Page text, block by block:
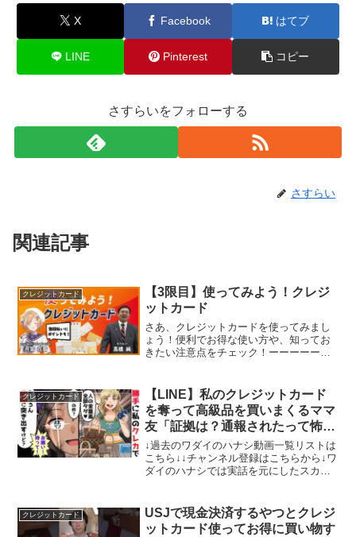
X Facebook はてブ
LINE Pinterest コピー
さすらいをフォローする
さすらい
関連記事
クレジットカード
【3限目】使ってみよう！クレジ
ットカード
さあ、クレジットカードを使ってみまし
ょう！便利でお得な使い方や、知ってお
きたい注意点をチェック！ーーーーー先
ー■月宮花音YouTube X
クレジットカード
【LINE】私のクレジットカード
を奪って高級品を買いまくるママ
友「証拠は？通報されたって怖く
ないわよｗ」→非常識なDQN女
に『衝撃の事実』を伝えた結果…
【スカッとする話】
↓過去のワダイのハナシ動画一覧リストは
こちら↓↓チャンネル登録はこちらから↓ワ
ダイのハナシでは実話を元にしたスカッ
ちしております次回のLINE動画もお楽し
みに！チャンネ...
クレジットカード
USJで現金決済するやつとクレジ
ットカード使ってお得に買い物す